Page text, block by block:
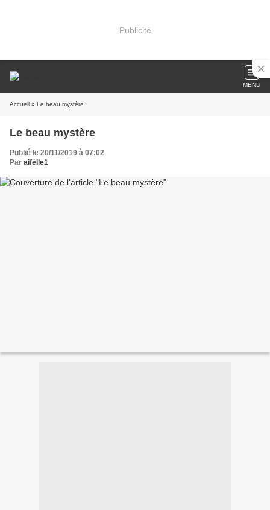
Publicité
MENU
Accueil » Le beau mystère
Le beau mystère
Publié le 20/11/2019 à 07:02
Par aifelle1